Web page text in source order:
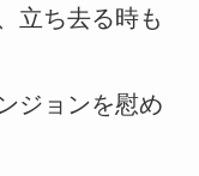
立ち去る時も
ジョンを慰め